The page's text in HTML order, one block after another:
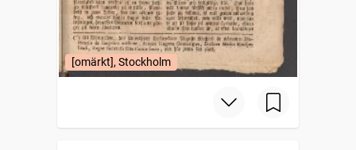
[omärkt], Stockholm